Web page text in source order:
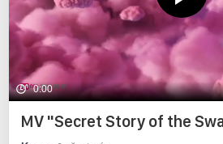
0:00
MV "Secret Story of the